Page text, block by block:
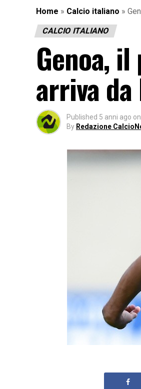
Home » Calcio italiano »
CALCIO ITALIANO
Genoa,
arriva da
Published 5 anni ago on
By Redazione